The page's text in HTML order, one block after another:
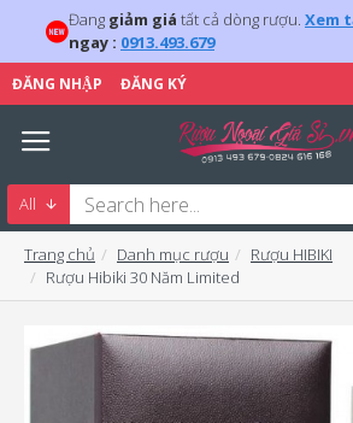
Đang giảm giá tất cả dòng rượu. Xem
ngay : 0913.493.679
ĐĂNG NHẬP ĐĂNG KÝ
All
Trang chủ Danh mục rượu
Rượu HIBIKI
Rượu Hibiki 30 Năm Limited